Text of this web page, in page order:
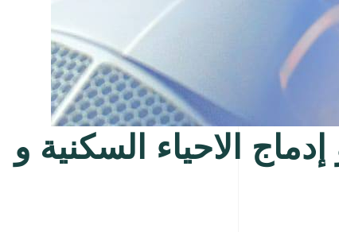
الاحياء السكنية و